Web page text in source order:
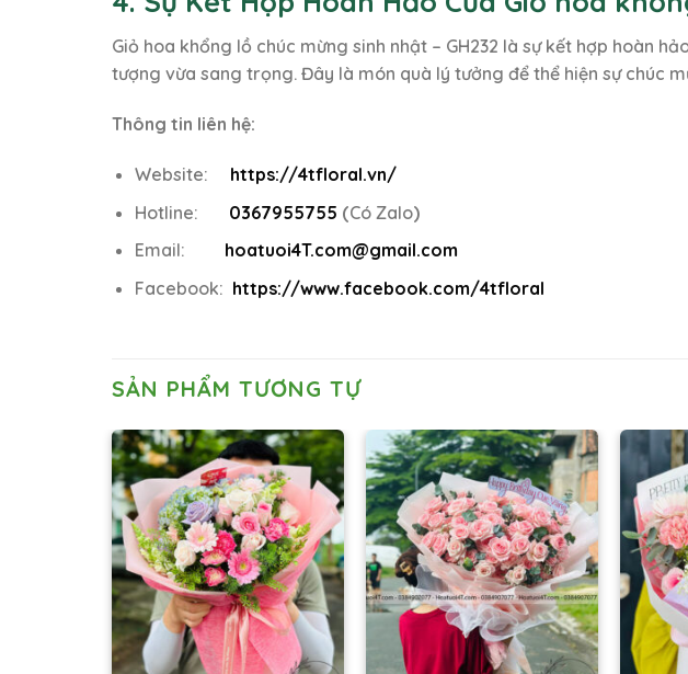
Giỏ hoa khổng lồ chúc mừng sinh nhật – GH232 là sự kết hợp hoàn
tượng vừa sang trọng. Đây là món quà lý tưởng để thể hiện sự chúc
Thông tin liên hệ:
Website:
https://4tfloral.vn/
Hotline:
0367955755 (Có Zalo)
Email:
hoatuoi4T.com@gmail.com
Facebook: https://www.facebook.com/4tfloral
SẢN PHẨM TƯƠNG TỰ